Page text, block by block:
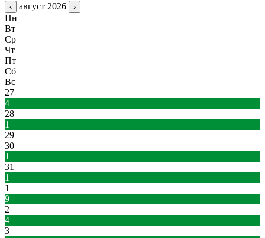
‹ август 2026 ›
Пн
Вт
Ср
Чт
Пт
Сб
Вс
27
4
28
1
29
30
1
31
1
1
9
2
4
3